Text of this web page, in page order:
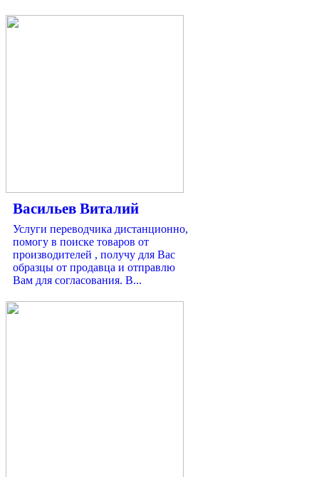
Васильев Виталий
Услуги переводчика дистанционно,
помогу в поиске товаров от
производителей , получу для Вас
образцы от продавца и отправлю
Вам для согласования. В...